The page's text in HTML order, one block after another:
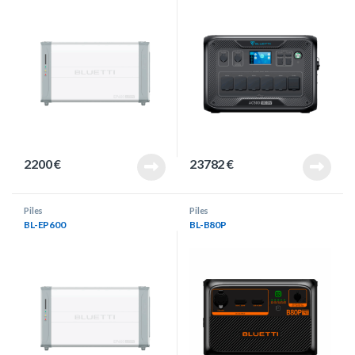
2200€ 23782€
Piles
BL-EP600
Piles
BL-B80P